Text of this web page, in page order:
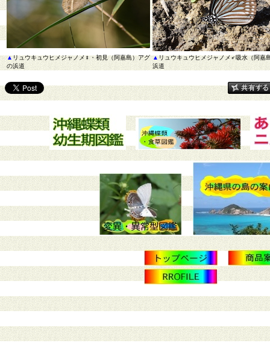
▲リュウキュウヒメジャノメ♀・初見（阿嘉島）アグ
の浜道
▲リュウキュウヒメジャノメ♂吸水（阿嘉
浜道